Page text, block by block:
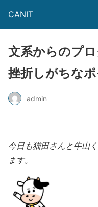
CANIT
文系からのプ
挫折しがちな
admin
今日も猫田さんと牛山
ます。